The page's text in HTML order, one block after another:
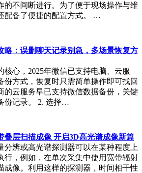
，携手产学研用各方力量，共同推动虚
速云计算产业的规范化、标准化进
的不间断进行。为了便于现场操作与维
配备了便捷的配置方式。 …
略：误删聊天记录别急，多场景恢复方
核心，2025年微信已支持电脑、云服
份方式，恢复时只需简单操作即可找回
的云服务早已支持微信数据备份，关键
份记录。 2. 选择…
叠层扫描成像 开启3D高光谱成像新篇
分辨或高光谱探测器可以在某种程度上
行，例如，在单次采集中使用宽带辐射
成像。利用这样的探测器，时间相干性